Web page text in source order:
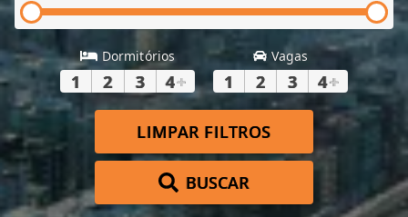
Dormitórios
1 2 3 4+
Vagas
1 2 3 4+
LIMPAR FILTROS
BUSCAR